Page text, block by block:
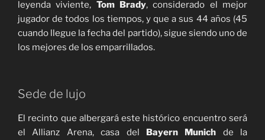
leyenda viviente, Tom Brady, considerado el mejor
jugador de todos los tiempos, y que a sus 44 años (45
cuando llegue la fecha del partido), sigue siendo uno de
los mejores de los emparrillados.
Sede de lujo
El recinto que albergará este histórico encuentro será
el Allianz Arena, casa del Bayern Munich de la